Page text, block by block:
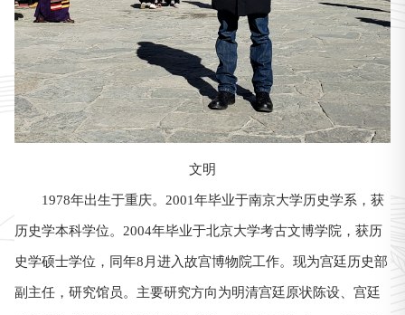
文明
1978年出生于重庆。2001年毕业于南京大学历史学系，获
历史学本科学位。2004年毕业于北京大学考古文博学院，获历
史学硕士学位，同年8月进入故宫博物院工作。现为宫廷历史部
副主任，研究馆员。主要研究方向为明清宫廷原状陈设、宫廷